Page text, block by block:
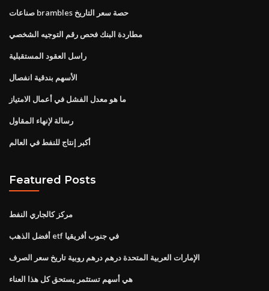
صناعات brambles حصة سعر التاريخ
مطاردة البنك فحص رقم التوجيه الشخصي
راسل العقود المستقبلية
الأسهم بندقية انفصال
ما هو معدل الفشل في أعمال الامتياز
رسالة لإنهاء المقاول
أكبر إنتاج للنفط في العالم
Featured Posts
مركز كالجاري النفط
أفضل الذهب etf في جنوب أفريقيا
الإمارات العربية المتحدة درهم درهم روبية تاريخ سعر الصرف
هي أسهم تستثمر يستحق كل هذا العناء